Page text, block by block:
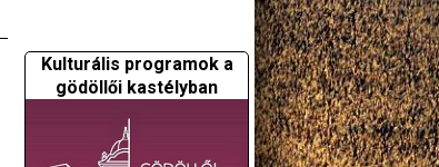
Kulturális programok a
gödöllői kastélyban